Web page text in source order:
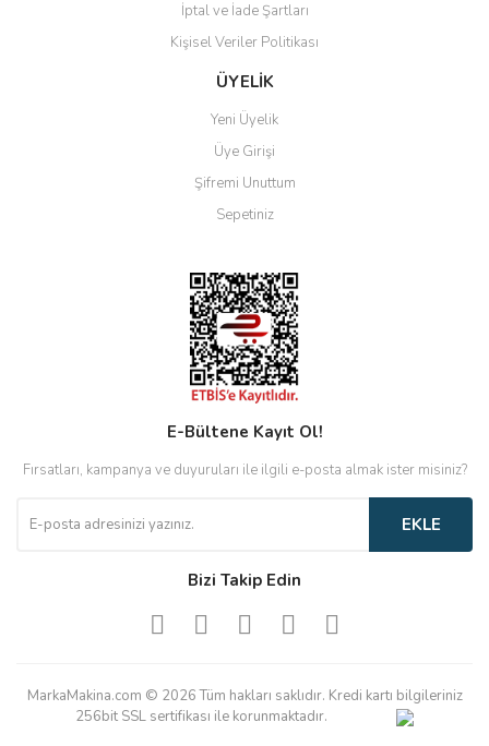
Gönder
İptal ve İade Şartları
Kişisel Veriler Politikası
ÜYELİK
Yeni Üyelik
Üye Girişi
Şifremi Unuttum
Sepetiniz
E-Bültene Kayıt Ol!
Fırsatları, kampanya ve duyuruları ile ilgili e-posta almak ister misiniz?
EKLE
Bizi Takip Edin
MarkaMakina.com © 2026 Tüm hakları saklıdır. Kredi kartı bilgileriniz
256bit SSL sertifikası ile korunmaktadır.